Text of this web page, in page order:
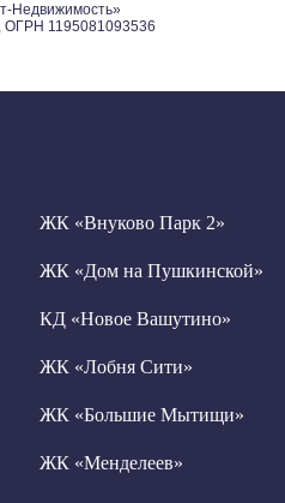
ЖК «Внуково Парк 2»
ЖК «Дом на Пушкинской»
КД «Новое Вашутино»
ЖК «Лобня Сити»
ЖК «Большие Мытищи»
ЖК «Менделеев»